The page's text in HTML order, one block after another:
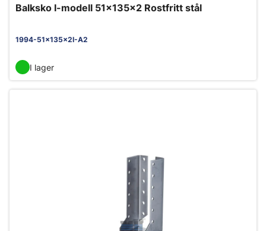
Balksko I-modell 51x135x2 Rostfritt stål
1994-51x135x2I-A2
I lager